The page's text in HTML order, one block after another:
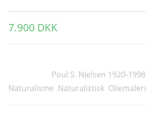
7.900 DKK
Poul S. Nielsen 1920-1998
Naturalisme Naturalistisk, Oliemaleri